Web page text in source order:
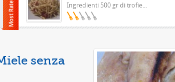
Ingredienti 500 gr di trofie...
Pizza con la scarola